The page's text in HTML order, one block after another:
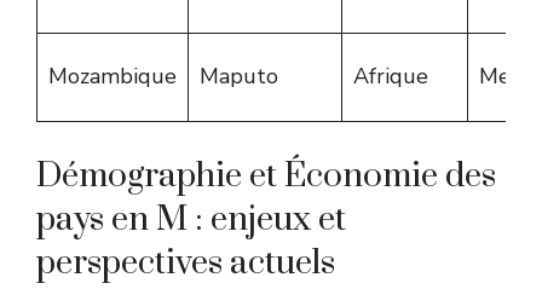
Mozambique Maputo Afrique
Démographie et Économie des
pays en M : enjeux et
perspectives actuels